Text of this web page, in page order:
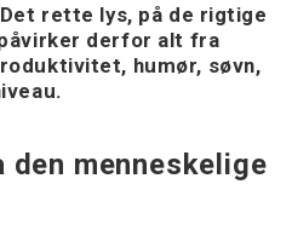
rette lys, på de rigtige
derfor alt fra
humør, søvn,
menneskelige